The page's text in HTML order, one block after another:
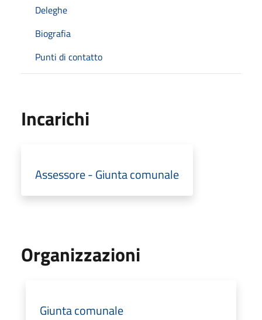
Deleghe
Biografia
Punti di contatto
Incarichi
Assessore - Giunta comunale
Organizzazioni
Giunta comunale